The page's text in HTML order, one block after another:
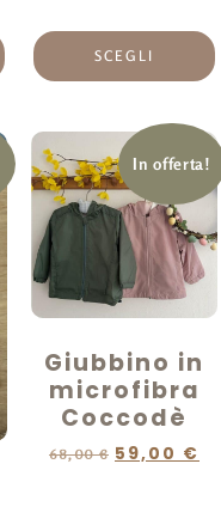
SCEGLI
In offerta!
Giubbino in
microfibra
Coccodè
68,00€ 59,00 €